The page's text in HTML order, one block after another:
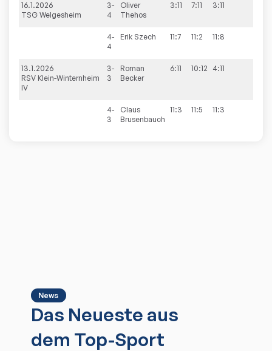
16.1.2026
TSG Welgesheim
3-
4
Oliver
Thehos
3:11 7:11 3:11
4-
4
Erik Szech 11:7 11:2 11:8
13.1.2026
RSV Klein-Winternheim
IV
3-
3
Roman
Becker
6:11 10:12 4:11
4-
3
Claus
Brusenbauch
11:3 11:5 11:3
News
Das Neueste aus
dem Top-Sport